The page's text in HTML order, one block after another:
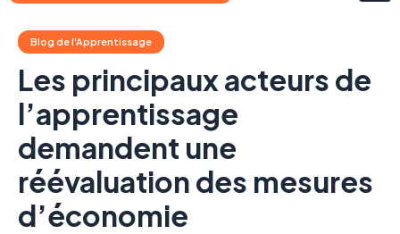
Blog de l'Apprentissage
Les principaux acteurs de
l’apprentissage
demandent une
réévaluation des mesures
d’économie